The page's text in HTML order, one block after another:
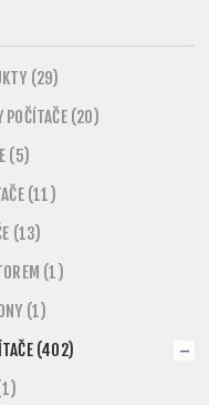
(29)
POČÍTAČE (20)
(5)
(11)
(13)
(1)
(1)
(402)